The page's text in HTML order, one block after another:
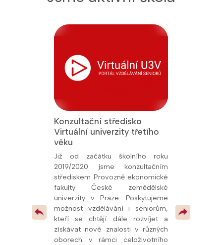
republice
v
Konzultační středisko
Virtuální univerzity třetího
věku
Již od začátku školního roku
2019/2020 jsme konzultačním
střediskem Provozně ekonomické
fakulty České zemědělské
univerzity v Praze. Poskytujeme
možnost vzdělávání i seniorům,
kteří se chtějí dále rozvíjet a
získávat nové znalosti v různých
oborech v rámci celoživotního
odborných